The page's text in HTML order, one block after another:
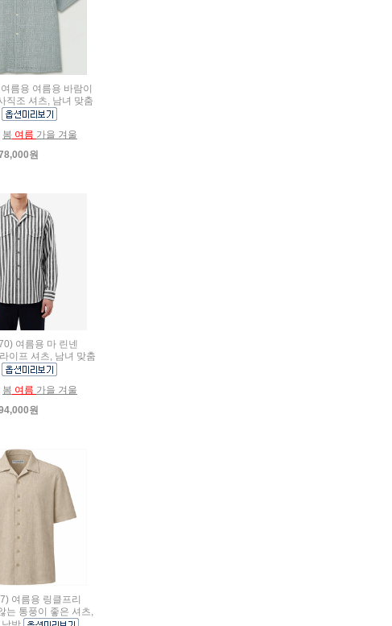
름용 여름용 바람이
직조 셔츠, 남녀 맞춤
봄 여름 가을 겨울
원
여름용 마 린넨
이프 셔츠, 남녀 맞춤
봄 여름 가을 겨울
원
여름용 링클프리
는 통풍이 좋은 셔츠,